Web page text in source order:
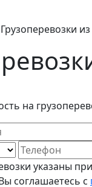
Грузоперевозки
на
указаны
соглашаетесь с